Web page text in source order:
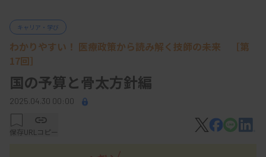
キャリア・学び
わかりやすい！ 医療政策から読み解く技師の未来 ［第
17回］
国の予算と骨太方針編
2025.04.30 00:00
保存URLコピー